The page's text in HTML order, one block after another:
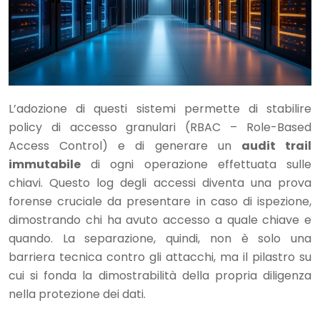
L’adozione di questi sistemi permette di stabilire
policy di accesso granulari (RBAC – Role-Based
Access Control) e di generare un audit trail
immutabile di ogni operazione effettuata sulle
chiavi. Questo log degli accessi diventa una prova
forense cruciale da presentare in caso di ispezione,
dimostrando chi ha avuto accesso a quale chiave e
quando. La separazione, quindi, non è solo una
barriera tecnica contro gli attacchi, ma il pilastro su
cui si fonda la dimostrabilità della propria diligenza
nella protezione dei dati.